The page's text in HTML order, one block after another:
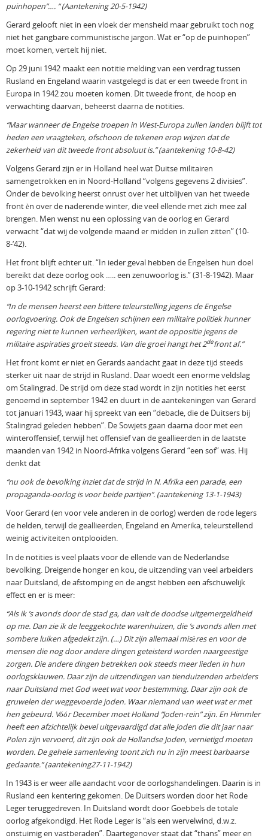
puinhopen”…. “ (Aantekening 20-5-1942)
Gerard gelooft niet in een vloek der mensheid maar gebruikt toch nog
niet het gangbare communistische jargon. Wat er “op de puinhopen”
moet komen, vertelt hij niet.
Op 29 juni 1942 maakt een notitie melding van een verdrag tussen
Rusland en Engeland waarin vastgelegd is dat er een tweede front in
Europa in 1942 zou moeten komen. Dit tweede front, de hoop en
verwachting daarvan, beheerst daarna de notities.
“Maar wanneer de Engelse troepen in West-Europa zullen landen blijft tot
heden een vraagteken, ofschoon de tekenen erop wijzen dat de
zekerheid van dit tweede front absoluut is.” (aantekening 10-8-42)
Volgens Gerard zijn er in Holland heel wat Duitse militairen
samengetrokken en in Noord-Holland “volgens gegevens 2 divisies”.
Onder de bevolking heerst onrust over het uitblijven van het tweede
front èn over de naderende winter, die veel ellende met zich mee zal
brengen. Men wenst nu een oplossing van de oorlog en Gerard
verwacht “dat wij de volgende maand er midden in zullen zitten” (10-
8-‘42).
Het front blijft echter uit. “In ieder geval hebben de Engelsen hun doel
bereikt dat deze oorlog ook ….. een zenuwoorlog is.” (31-8-1942). Maar
op 3-10-1942 schrijft Gerard:
“In de mensen heerst een bittere teleurstelling jegens de Engelse
oorlogvoering. Ook de Engelsen schijnen een militaire politiek hunner
regering niet te kunnen verheerlijken, want de oppositie jegens de
militaire aspiraties groeit steeds. Van die groei hangt het 2defront af.”
Het front komt er niet en Gerards aandacht gaat in deze tijd steeds
sterker uit naar de strijd in Rusland. Daar woedt een enorme veldslag
om Stalingrad. De strijd om deze stad wordt in zijn notities het eerst
genoemd in september 1942 en duurt in de aantekeningen van Gerard
tot januari 1943, waar hij spreekt van een “debacle, die de Duitsers bij
Stalingrad geleden hebben”. De Sowjets gaan daarna door met een
winteroffensief, terwijl het offensief van de geallieerden in de laatste
maanden van 1942 in Noord-Afrika volgens Gerard “een sof” was. Hij
denkt dat
“nu ook de bevolking inziet dat de strijd in N. Afrika een parade, een
propaganda-oorlog is voor beide partijen”. (aantekening 13-1-1943)
Voor Gerard (en voor vele anderen in de oorlog) werden de rode legers
de helden, terwijl de geallieerden, Engeland en Amerika, teleurstellend
weinig activiteiten ontplooiden.
In de notities is veel plaats voor de ellende van de Nederlandse
bevolking. Dreigende honger en kou, de uitzending van veel arbeiders
naar Duitsland, de afstomping en de angst hebben een afschuwelijk
effect en er is meer:
“Als ik ’s avonds door de stad ga, dan valt de doodse uitgemergeldheid
op me. Dan zie ik de leeggekochte warenhuizen, die ’s avonds allen met
sombere luiken afgedekt zijn. (…) Dit zijn allemaal misères en voor de
mensen die nog door andere dingen geteisterd worden naargeestige
zorgen. Die andere dingen betrekken ook steeds meer lieden in hun
oorlogsklauwen. Daar zijn de uitzendingen van tienduizenden arbeiders
naar Duitsland met God weet wat voor bestemming. Daar zijn ook de
gruwelen der weggevoerde joden. Waar niemand van weet wat er met
hen gebeurd. Vóór December moet Holland “Joden-rein” zijn. En Himmler
heeft een afzichtelijk bevel uitgevaardigd dat alle Joden die dit jaar naar
Polen zijn vervoerd, dit zijn ook de Hollandse Joden, vernietigd moeten
worden. De gehele samenleving toont zich nu in zijn meest barbaarse
gedaante.” (aantekening27-11-1942)
In 1943 is er weer alle aandacht voor de oorlogshandelingen. Daarin is in
Rusland een kentering gekomen. De Duitsers worden door het Rode
Leger teruggedreven. In Duitsland wordt door Goebbels de totale
oorlog afgekondigd. Het Rode Leger is “als een wervelwind, d.w.z.
onstuimig en vastberaden”. Daartegenover staat dat “thans” meer en